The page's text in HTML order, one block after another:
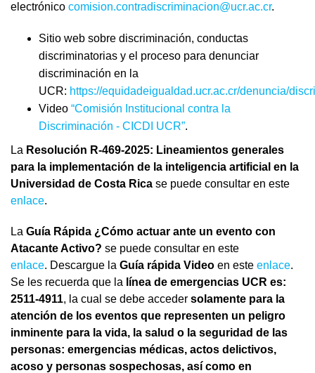
electrónico comision.contradiscriminacion@ucr.ac.cr.
Sitio web sobre discriminación, conductas
discriminatorias y el proceso para denunciar
discriminación en la
UCR: https://equidadeigualdad.ucr.ac.cr/denuncia/
Video “Comisión Institucional contra la
Discriminación - CICDI UCR”.
La Resolución R-469-2025: Lineamientos generales
para la implementación de la inteligencia artificial en la
Universidad de Costa Rica se puede consultar en este
enlace.
La Guía Rápida ¿Cómo actuar ante un evento con
Atacante Activo? se puede consultar en este
enlace. Descargue la Guía rápida Video en este enlace.
Se les recuerda que la línea de emergencias UCR es:
2511-4911, la cual se debe acceder solamente para la
atención de los eventos que representen un peligro
inminente para la vida, la salud o la seguridad de las
personas: emergencias médicas, actos delictivos,
acoso y personas sospechosas, así como en